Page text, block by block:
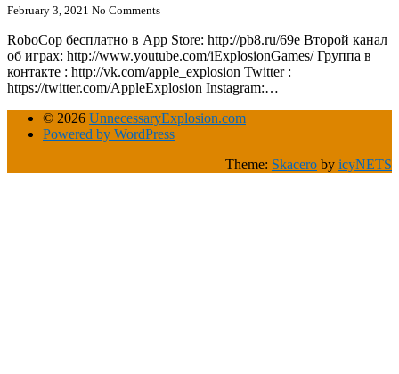
February 3, 2021 No Comments
RoboCop бесплатно в App Store: http://pb8.ru/69e Второй канал
об играх: http://www.youtube.com/iExplosionGames/ Группа в
контакте : http://vk.com/apple_explosion Twitter :
https://twitter.com/AppleExplosion Instagram:…
© 2026 UnnecessaryExplosion.com
Powered by WordPress
Theme: Skacero by icyNETS